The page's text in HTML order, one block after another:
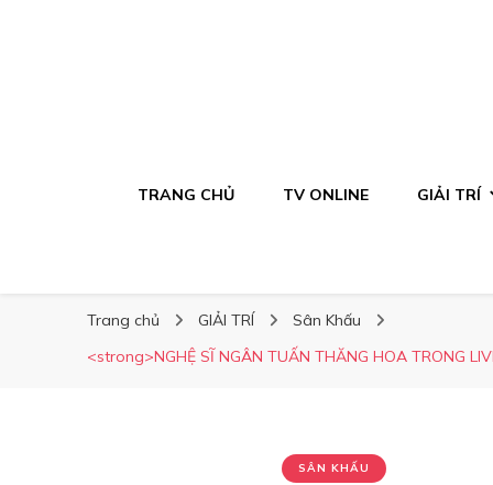
TRANG CHỦ TV ONLINE GIẢI TRÍ
Trang chủ GIẢI TRÍ
Sân Khấu
<strong>NGHỆ SĨ NGÂN TUẤN THĂNG HOA TRONG
SÂN KHẤU